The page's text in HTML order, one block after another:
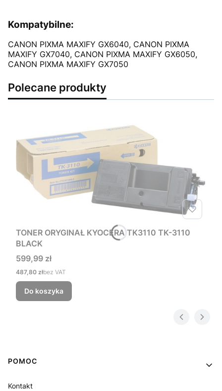
Kompatybilne:
CANON PIXMA MAXIFY GX6040, CANON PIXMA
MAXIFY GX7040, CANON PIXMA MAXIFY GX6050,
CANON PIXMA MAXIFY GX7050
Polecane produkty
TONER ORYGINAŁ KYOCERA TK3110 TK-3110
BLACK
Cena
599,99 zł
Cena
487,80 złbez VAT
Do koszyka
Linki w stopce
POMOC
Kontakt